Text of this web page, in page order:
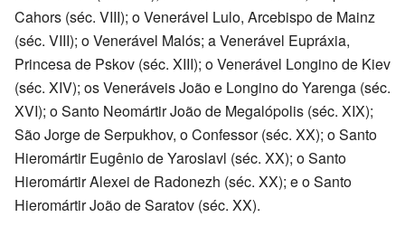
Cahors (séc. VIII); o Venerável Lulo, Arcebispo de Mainz
(séc. VIII); o Venerável Malós; a Venerável Eupráxia,
Princesa de Pskov (séc. XIII); o Venerável Longino de Kiev
(séc. XIV); os Veneráveis João e Longino do Yarenga (séc.
XVI); o Santo Neomártir João de Megalópolis (séc. XIX);
São Jorge de Serpukhov, o Confessor (séc. XX); o Santo
Hieromártir Eugênio de Yaroslavl (séc. XX); o Santo
Hieromártir Alexei de Radonezh (séc. XX); e o Santo
Hieromártir João de Saratov (séc. XX).